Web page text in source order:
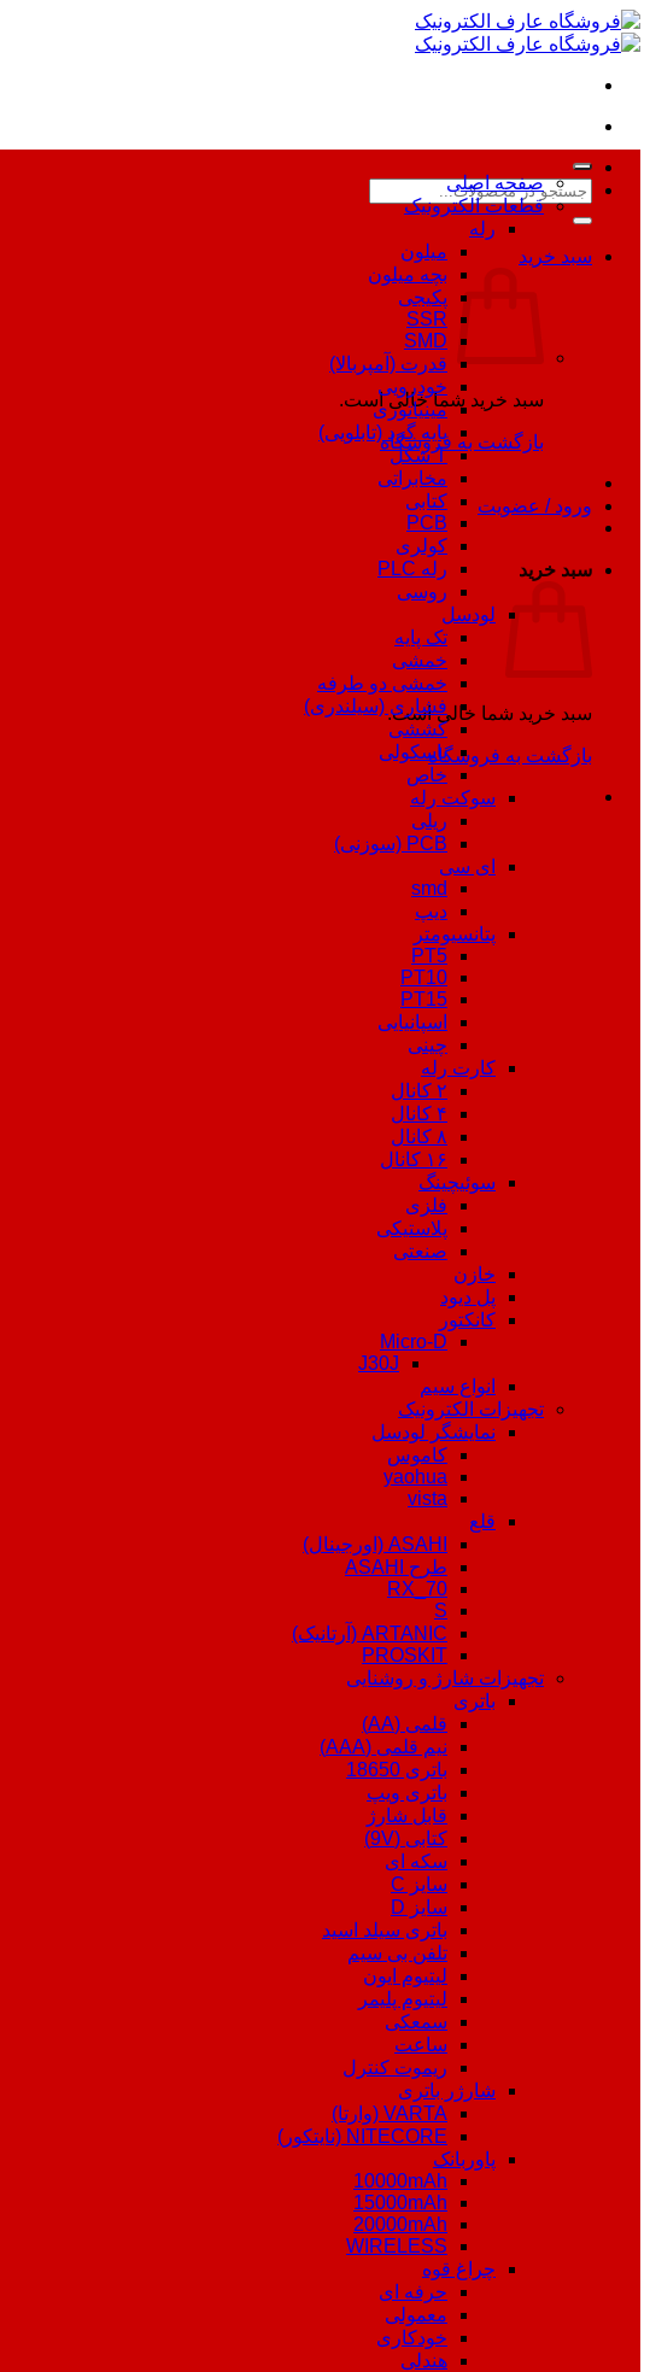
Skip
to
content
جستجو
برای:
سبد خرید
سبد خرید شما خالی است.
بازگشت به فروشگاه
ورود / عضویت
سبد خرید
سبد خرید شما خالی است.
بازگشت به فروشگاه
صفحه اصلی
قطعات الکترونیک
رله
میلون
بچه میلون
پکیجی
SSR
SMD
قدرت (آمپربالا)
خودرویی
مینیاتوری
پایه گرد (تابلویی)
T شکل
مخابراتی
کتابی
PCB
کولری
رله PLC
روسی
لودسل
تک پایه
خمشی
خمشی دو طرفه
فشاری (سیلندری)
کششی
باسکولی
خاص
سوکت رله
ریلی
PCB (سوزنی)
ای سی
smd
دیپ
پتانسیومتر
PT5
PT10
PT15
اسپانیایی
چینی
کارت رله
۲ کانال
۴ کانال
۸ کانال
۱۶ کانال
سوئیچینگ
فلزی
پلاستیکی
صنعتی
خازن
پل دیود
کانکتور
Micro-D
J30J
انواع سیم
تجهیزات الکترونیک
نمایشگر لودسل
کاموس
yaohua
vista
قلع
ASAHI (اورجینال)
طرح ASAHI
RX_70
S
ARTANIC (آرتانیک)
PROSKIT
تجهیزات شارژ و روشنایی
باتری
قلمی (AA)
نیم قلمی (AAA)
باتری 18650
باتری ویپ
قابل شارژ
کتابی (9V)
سکه ای
سایز C
سایز D
باتری سیلد اسید
تلفن بی سیم
لیتیوم ایون
لیتیوم پلیمر
سمعکی
ساعت
ریموت کنترل
شارژر باتری
VARTA (وارتا)
NITECORE (نایتکور)
پاوربانک
10000mAh
15000mAh
20000mAh
WIRELESS
چراغ قوه
حرفه ای
معمولی
خودکاری
هندلی